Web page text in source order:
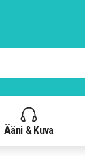
Ääni & Kuva